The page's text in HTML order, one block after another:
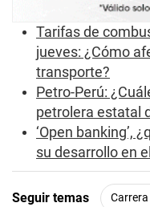
Tarifas de
jueves: ¿Cómo
transporte?
Petro-Perú:
petrolera estatal
‘Open banking’,
su desarrollo en
Seguir temas Carrera